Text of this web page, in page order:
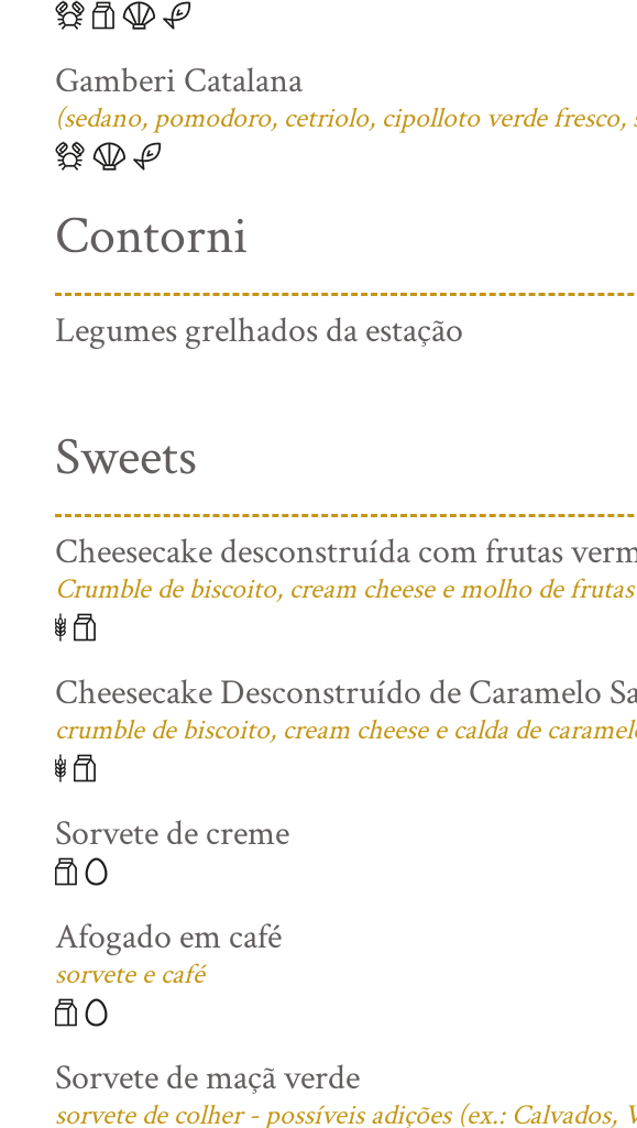
Gamberi Catalana
(sedano, pomodoro, cetriolo, cipolloto verde fresco,
Contorni
Legumes grelhados da estação
Sweets
Cheesecake desconstruída com frutas
Crumble de biscoito, cream cheese e molho de
Cheesecake Desconstruído de Caramelo
crumble de biscoito, cream cheese e calda de
Sorvete de creme
Afogado em café
sorvete e café
Sorvete de maçã verde
sorvete de colher - possíveis adições (ex.: Calvados,